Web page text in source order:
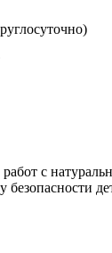
с
безопасности